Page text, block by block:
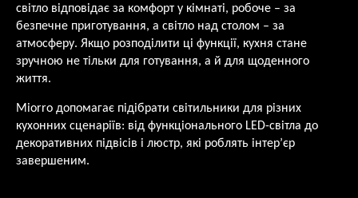
світло відповідає за комфорт у кімнаті, робоче – за
безпечне приготування, а світло над столом – за
атмосферу. Якщо розподілити ці функції, кухня стане
зручною не тільки для готування, а й для щоденного
життя.
Miorro допомагає підібрати світильники для різних
кухонних сценаріїв: від функціонального LED-світла до
декоративних підвісів і люстр, які роблять інтер’єр
завершеним.